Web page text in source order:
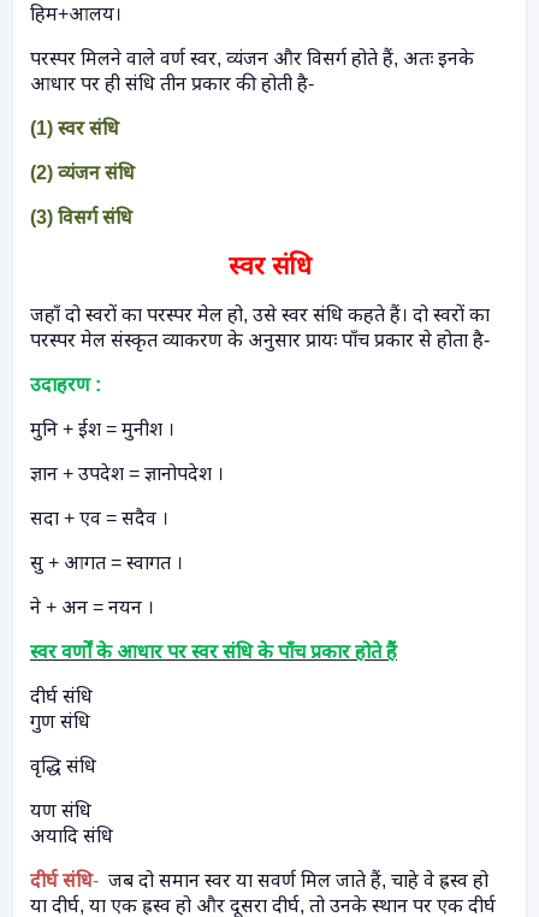
हिम+आलय।
परस्पर मिलने वाले वर्ण स्वर, व्यंजन और विसर्ग होते हैं, अतः इनके
आधार पर ही संधि तीन प्रकार की होती है-
(1) स्वर संधि
(2) व्यंजन संधि
(3) विसर्ग संधि
स्वर संधि
जहाँ दो स्वरों का परस्पर मेल हो, उसे स्वर संधि कहते हैं। दो स्वरों का
परस्पर मेल संस्कृत व्याकरण के अनुसार प्रायः पाँच प्रकार से होता है-
उदाहरण :
मुनि + ईश = मुनीश ।
ज्ञान + उपदेश = ज्ञानोपदेश ।
सदा + एव = सदैव ।
सु + आगत = स्वागत ।
ने + अन = नयन ।
स्वर वर्णों के आधार पर स्वर संधि के पाँच प्रकार होते हैं
दीर्घ संधि
गुण संधि
वृद्धि संधि
यण संधि
अयादि संधि
दीर्घ संधि- जब दो समान स्वर या सवर्ण मिल जाते हैं, चाहे वे ह्रस्व हो
या दीर्घ, या एक ह्रस्व हो और दूसरा दीर्घ, तो उनके स्थान पर एक दीर्घ